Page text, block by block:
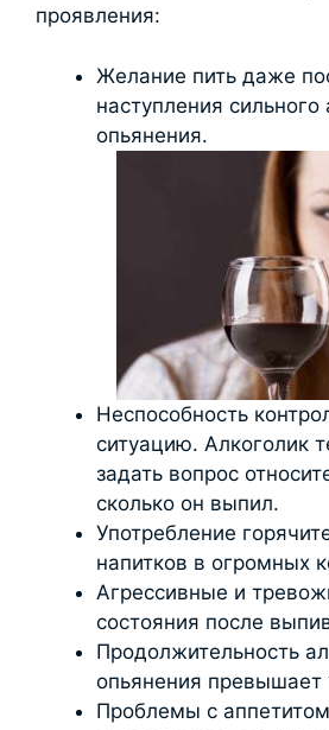
проявления:
Желание пить даже
наступления сильного
опьянения.
Неспособность
ситуацию. Алкоголик
задать вопрос
сколько он выпил.
Употребление
напитков в огромных
Агрессивные и
состояния после
Продолжительность
опьянения превышает
Проблемы с аппетитом